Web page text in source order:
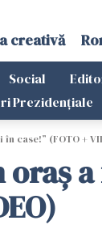
creativă
Social
Prezidențiale
case!” (FOTO +